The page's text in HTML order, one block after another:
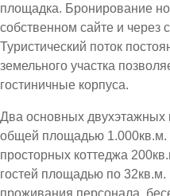
площадка. Бронирование
собственном сайте и через
Туристический поток
земельного участка
гостиничные корпуса.
Два основных двухэтажных
общей площадью 1.000кв.м.
просторных коттеджа
гостей площадью по
проживания персонала,